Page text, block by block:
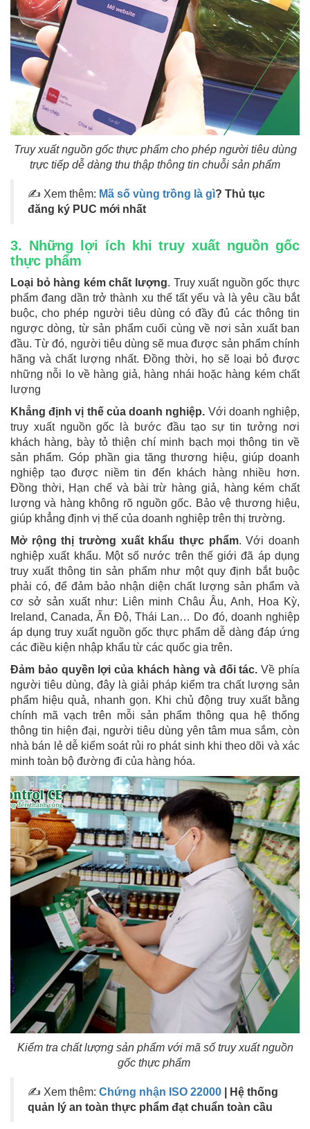
Truy xuất nguồn gốc thực phẩm cho phép người tiêu dùng
trực tiếp dễ dàng thu thập thông tin chuỗi sản phẩm
✍ Xem thêm: Mã số vùng trồng là gì? Thủ tục
đăng ký PUC mới nhất
3. Những lợi ích khi truy xuất nguồn gốc
thực phẩm
Loại bỏ hàng kém chất lượng. Truy xuất nguồn gốc thực
phẩm đang dần trở thành xu thế tất yếu và là yêu cầu bắt
buộc, cho phép người tiêu dùng có đầy đủ các thông tin
ngược dòng, từ sản phẩm cuối cùng về nơi sản xuất ban
đầu. Từ đó, người tiêu dùng sẽ mua được sản phẩm chính
hãng và chất lượng nhất. Đồng thời, họ sẽ loại bỏ được
những nỗi lo về hàng giả, hàng nhái hoặc hàng kém chất
lượng
Khẳng định vị thế của doanh nghiệp. Với doanh nghiệp,
truy xuất nguồn gốc là bước đầu tạo sự tin tưởng nơi
khách hàng, bày tỏ thiện chí minh bạch mọi thông tin về
sản phẩm. Góp phần gia tăng thương hiệu, giúp doanh
nghiệp tạo được niềm tin đến khách hàng nhiều hơn.
Đồng thời, Hạn chế và bài trừ hàng giả, hàng kém chất
lượng và hàng không rõ nguồn gốc. Bảo vệ thương hiệu,
giúp khẳng định vị thế của doanh nghiệp trên thị trường.
Mở rộng thị trường xuất khẩu thực phẩm. Với doanh
nghiệp xuất khẩu. Một số nước trên thế giới đã áp dụng
truy xuất thông tin sản phẩm như một quy định bắt buộc
phải có, để đảm bảo nhận diện chất lượng sản phẩm và
cơ sở sản xuất như: Liên minh Châu Âu, Anh, Hoa Kỳ,
Ireland, Canada, Ấn Độ, Thái Lan… Do đó, doanh nghiệp
áp dụng truy xuất nguồn gốc thực phẩm dễ dàng đáp ứng
các điều kiện nhập khẩu từ các quốc gia trên.
Đảm bảo quyền lợi của khách hàng và đối tác. Về phía
người tiêu dùng, đây là giải pháp kiểm tra chất lượng sản
phẩm hiệu quả, nhanh gọn. Khi chủ động truy xuất bằng
chính mã vạch trên mỗi sản phẩm thông qua hệ thống
thông tin hiện đại, người tiêu dùng yên tâm mua sắm, còn
nhà bán lẻ dễ kiểm soát rủi ro phát sinh khi theo dõi và xác
minh toàn bộ đường đi của hàng hóa.
Kiểm tra chất lượng sản phẩm với mã số truy xuất nguồn
gốc thực phẩm
✍ Xem thêm: Chứng nhận ISO 22000 | Hệ thống
quản lý an toàn thực phẩm đạt chuẩn toàn cầu